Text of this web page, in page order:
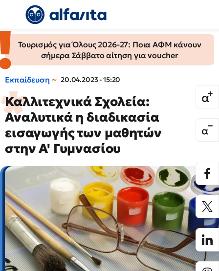
Τουρισμός για Όλους 2026-27: Ποια ΑΦΜ κάνουν
σήμερα Σάββατο αίτηση για voucher
Εκπαίδευση 20.04.2023 - 15:20
Καλλιτεχνικά Σχολεία:
Αναλυτικά η διαδικασία
εισαγωγής των μαθητών
στην Α' Γυμνασίου